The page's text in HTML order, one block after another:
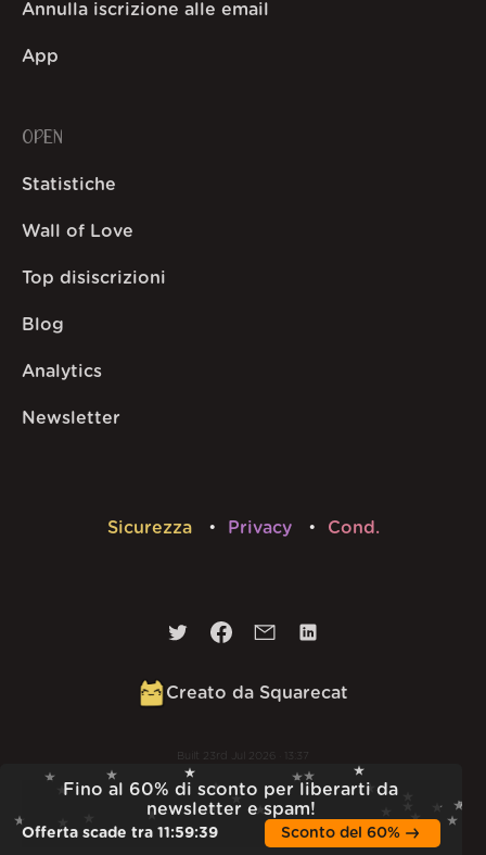
Fino al 60% di sconto per liberarti da
newsletter e spam!
Offerta scade tra 11:59:38 Sconto del 60%
Annulla iscrizione alle email
App
OPEN
Statistiche
Wall of Love
Top disiscrizioni
Blog
Analytics
Newsletter
Sicurezza Privacy Cond.
Creato da Squarecat
Built 23rd Jul 2026 · 13:37
v1.55.1